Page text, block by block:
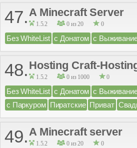
47.A Minecraft Server
1.5.2 0 из 20 0
Без WhiteList с Донатом с
48. Hosting Craft-
1.5.2 0 из 1000 0
Без WhiteList с Донатом с
с Паркуром Пиратские Приват
49.A Minecraft server
1.5.2 0 из 20 0